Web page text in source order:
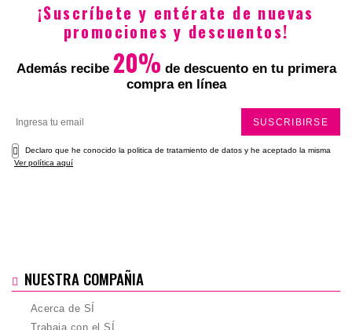
¡Suscríbete y entérate de nuevas
promociones y descuentos!
Además recibe 20% de descuento en tu primera
compra en línea
SUSCRIBIRSE
Declaro que he conocido la politica de tratamiento de datos y he aceptado la misma
Ver política aquí
NUESTRA COMPAÑIA
Acerca de SÍ
Trabaja con el SÍ